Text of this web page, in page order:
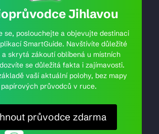
Jihlavou
se, poslouchejte a objevujte destinaci
SmartGuide. Navštívíte důležité
skrytá zákoutí oblíbená u místních
se důležitá fakta i zajímavosti.
vaší aktuální polohy, bez mapy
průvodců v ruce.
průvodce zdarma